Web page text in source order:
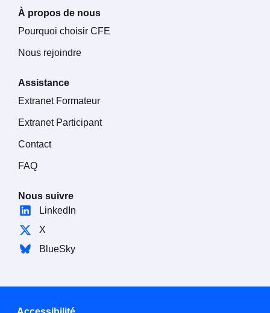
À propos de nous
Pourquoi choisir CFE
Nous rejoindre
Assistance
Extranet Formateur
Extranet Participant
Contact
FAQ
Nous suivre
LinkedIn
X
BlueSky